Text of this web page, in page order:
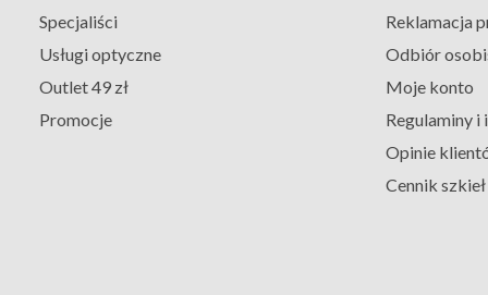
Specjaliści
Usługi optyczne
Outlet 49 zł
Promocje
Reklamacja
Odbiór
Moje konto
Regulaminy
Opinie
Cennik